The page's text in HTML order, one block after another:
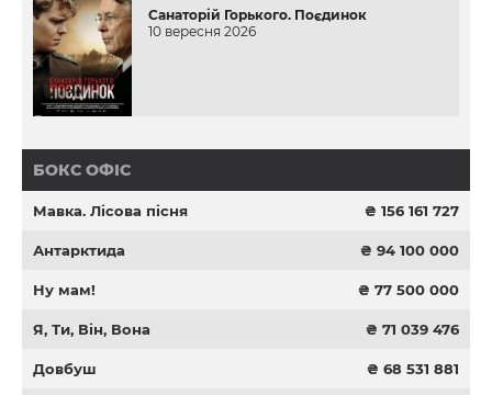
Санаторій Горького. Поєдинок
10 вересня 2026
БОКС ОФІС
Мавка. Лісова пісня ₴ 156 161 727
Антарктида ₴ 94 100 000
Ну мам! ₴ 77 500 000
Я, Ти, Він, Вона ₴ 71 039 476
Довбуш ₴ 68 531 881